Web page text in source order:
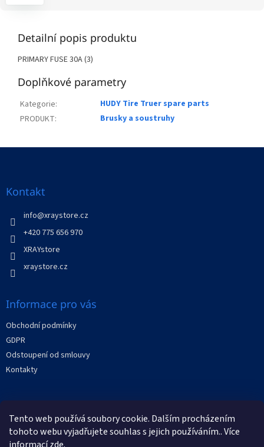
Tento web používá soubory cookie. Dalším procházením
tohoto webu vyjadřujete souhlas s jejich používáním.. Více
Detailní popis produktu
PRIMARY FUSE 30A (3)
Doplňkové parametry
Kategorie:
HUDY Tire Truer spare parts
PRODUKT: Brusky a soustruhy
Kontakt
info@xraystore.cz
+420 775 656 970
XRAYstore
xraystore.cz
Informace pro vás
Obchodní podmínky
GDPR
Odstoupení od smlouvy
Kontakty
Facebook